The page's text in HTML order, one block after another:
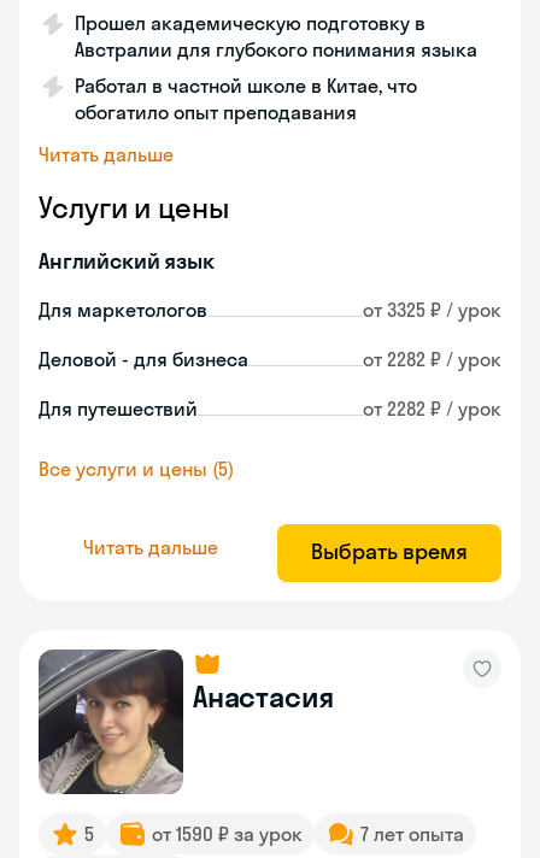
Прошел академическую подготовку в
Австралии для глубокого понимания языка
Работал в частной школе в Китае, что
обогатило опыт преподавания
Читать дальше
Услуги и цены
Английский язык
Для маркетологов от 3325 ₽ / урок
Деловой - для бизнеса от 2282 ₽ / урок
Для путешествий от 2282 ₽ / урок
Все услуги и цены (5)
Читать дальше Выбрать время
Анастасия
5 от 1590 ₽ за урок
7 лет опыта